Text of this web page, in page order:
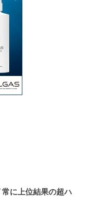
に上位結果の超ハ